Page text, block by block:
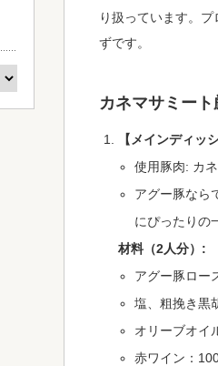
り扱っています。
ずです。
カネマサミー
【メインディッ
使用豚肉: カ
アグー豚なら
にぴったりの
材料（2人分）:
アグー豚ロー
塩、粗挽き黒
オリーブオイ
赤ワイン：